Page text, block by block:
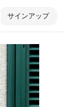
サインアップ